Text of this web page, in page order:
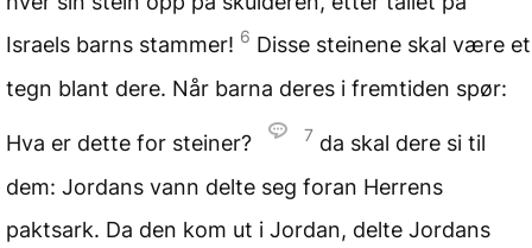
Israels barns stammer! 6 Disse steinene skal være et
tegn blant dere. Når barna deres i fremtiden spør:
Hva er dette for steiner? 7 da skal dere si til
dem: Jordans vann delte seg foran Herrens
paktsark. Da den kom ut i Jordan, delte Jordans